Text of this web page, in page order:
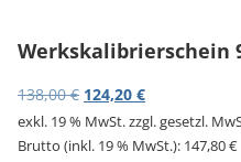
Werkskalibrierschein
138,00€ Ursprünglicher Preis
124,20 €Aktueller
exkl. 19 % MwSt.zzgl. gesetzl.
Brutto (inkl. 19 % MwSt.): 147,80€